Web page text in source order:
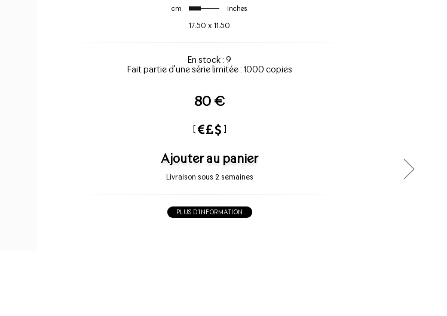
cm inches
17.50 x11.50
En stock : 9
Fait partie d'une série limitée : 1000 copies
80 €
[ ]
Ajouter au panier
Livraison sous 2 semaines
PLUS D'INFORMATION